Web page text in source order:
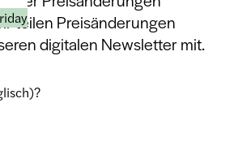
teilen Preisänderungen
digitalen Newsletter mit.